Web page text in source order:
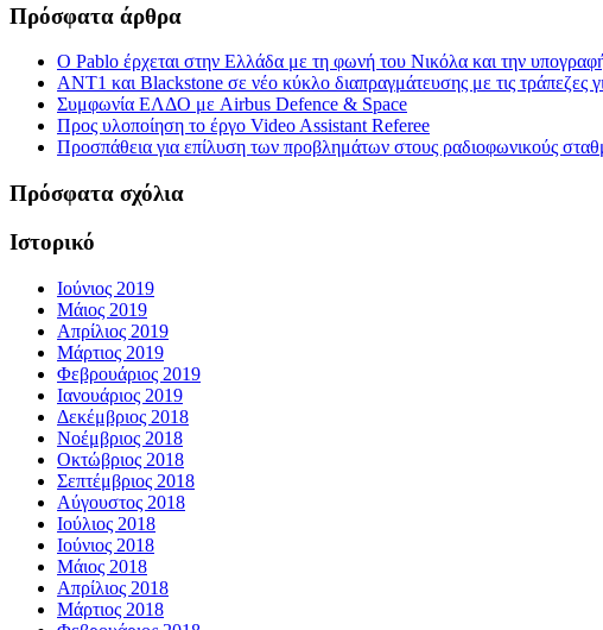
Πρόσφατα άρθρα
Ο Pablo έρχεται στην Ελλάδα με τη φωνή του Νικόλα και την
ΑΝΤ1 και Blackstone σε νέο κύκλο διαπραγμάτευσης με τις τράπεζες
Συμφωνία ΕΛΔΟ με Airbus Defence & Space
Προς υλοποίηση το έργο Video Assistant Referee
Προσπάθεια για επίλυση των προβλημάτων στους ραδιοφωνικούς
Πρόσφατα σχόλια
Ιστορικό
Ιούνιος 2019
Μάιος 2019
Απρίλιος 2019
Μάρτιος 2019
Φεβρουάριος 2019
Ιανουάριος 2019
Δεκέμβριος 2018
Νοέμβριος 2018
Οκτώβριος 2018
Σεπτέμβριος 2018
Αύγουστος 2018
Ιούλιος 2018
Ιούνιος 2018
Μάιος 2018
Απρίλιος 2018
Μάρτιος 2018